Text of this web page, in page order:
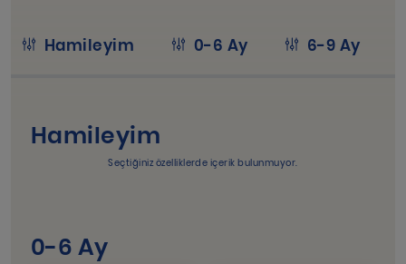
Hamileyim 0-6 Ay 6-9 Ay
Hamileyim
Seçtiğiniz özelliklerde içerik bulunmuyor.
0-6 Ay